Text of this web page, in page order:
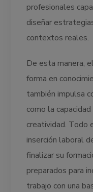
profesionales
diseñar
contextos reales.
De esta manera,
forma en
también impulsa
como la
creatividad. Todo
inserción laboral
finalizar su
preparados para
trabajo con una